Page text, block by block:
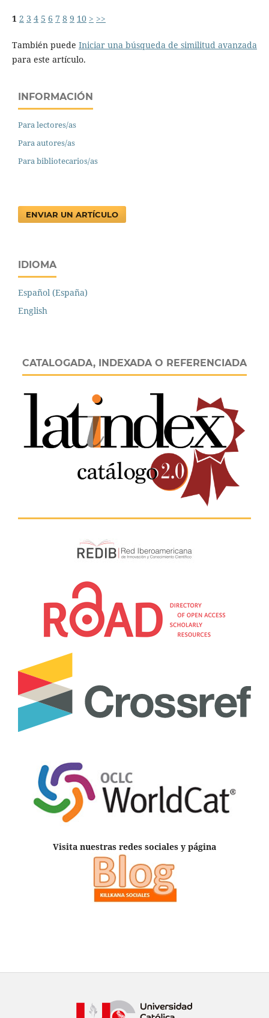
1 2 3 4 5 6 7 8 9 10 > >>
También puede Iniciar una búsqueda de similitud avanzada
para este artículo.
INFORMACIÓN
Para lectores/as
Para autores/as
Para bibliotecarios/as
ENVIAR UN ARTÍCULO
IDIOMA
Español (España)
English
CATALOGADA, INDEXADA O REFERENCIADA
Visita nuestras redes sociales y página